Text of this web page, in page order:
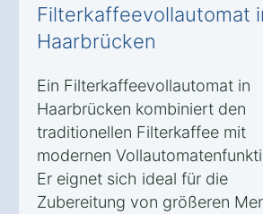
Filterkaffeevollautomat
Haarbrücken
Ein Filterkaffeevollautomat in
Haarbrücken kombiniert den
traditionellen Filterkaffee mit
modernen
Er eignet sich ideal für die
Zubereitung von größeren